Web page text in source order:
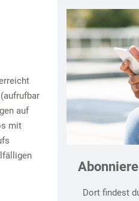
auf
mit
Dort findest